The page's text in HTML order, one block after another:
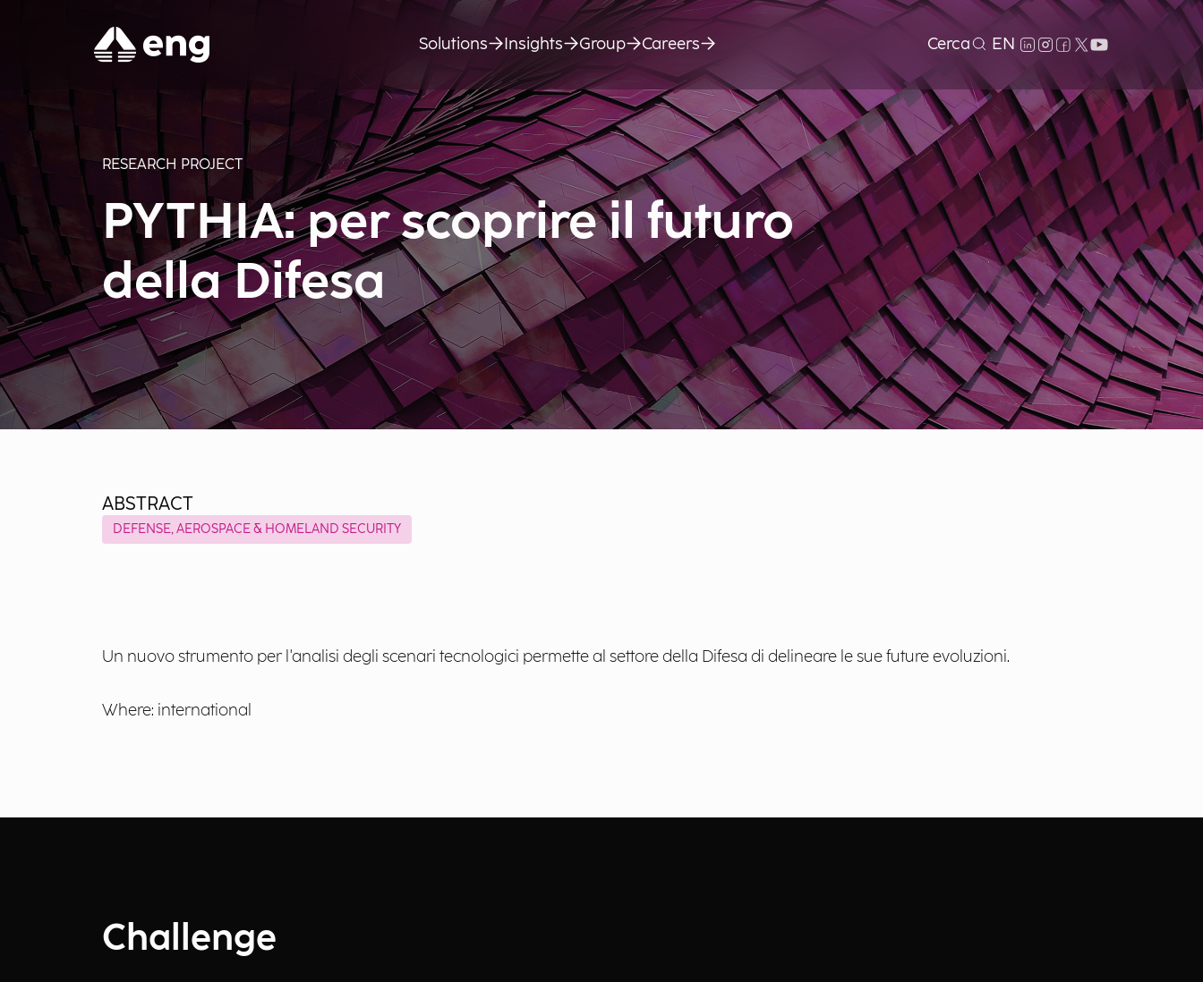
Solutions Insights Group Careers Cerca EN
RESEARCH PROJECT
PYTHIA: per scoprire il futuro
della Difesa
ABSTRACT
DEFENSE, AEROSPACE & HOMELAND SECURITY
Un nuovo strumento per l'analisi degli scenari tecnologici permette al settore della Difesa di delineare le sue future evoluzioni.
Where: international
Challenge